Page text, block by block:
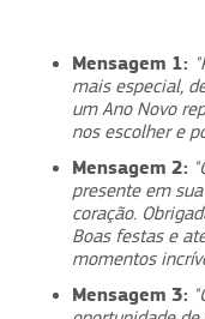
Mensagem 1:
mais especial,
um Ano Novo
nos escolher e
Mensagem 2:
presente em
coração.
Boas festas e
momentos
Mensagem 3: